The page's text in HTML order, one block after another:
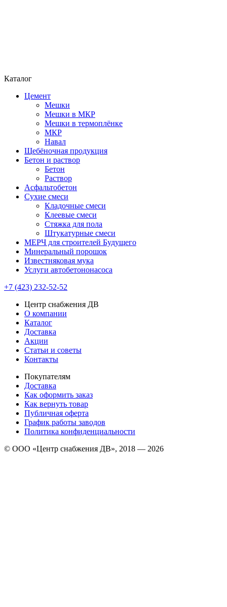
Каталог
Цемент
Мешки
Мешки в МКР
Мешки в термоплёнке
МКР
Навал
Щебёночная продукция
Бетон и раствор
Бетон
Раствор
Асфальтобетон
Сухие смеси
Кладочные смеси
Клеевые смеси
Стяжка для пола
Штукатурные смеси
МЕРЧ для строителей Будущего
Минеральный порошок
Известняковая мука
Услуги автобетононасоса
+7 (423) 232-52-52
Центр снабжения ДВ
О компании
Каталог
Доставка
Акции
Статьи и советы
Контакты
Покупателям
Доставка
Как оформить заказ
Как вернуть товар
Публичная оферта
График работы заводов
Политика конфиденциальности
© ООО «Центр снабжения ДВ», 2018 — 2026